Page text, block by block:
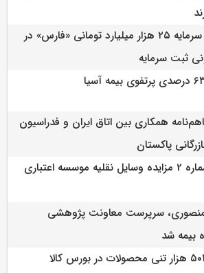
افزایش سرمایه ۲۵ هزار میلیارد تومانی «فارس» در
ثبت سرمایه
همکاری بین اتاق ایران و فدراسیون
پاکستان
آگهی شماره 2 مزایده وسایل نقلیه موسسه اعتباری
سرپرست معاونت پژوهشی
بیمه شد